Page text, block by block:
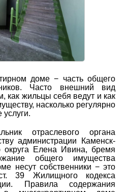
доме − часть общего
Часто внешний вид
как жильцы себя ведут и как
насколько регулярно
отраслевого органа
администрации Каменск-
округа Елена Ивина, бремя
общего имущества
несут собственники − это
39 Жилищного кодекса
Правила содержания